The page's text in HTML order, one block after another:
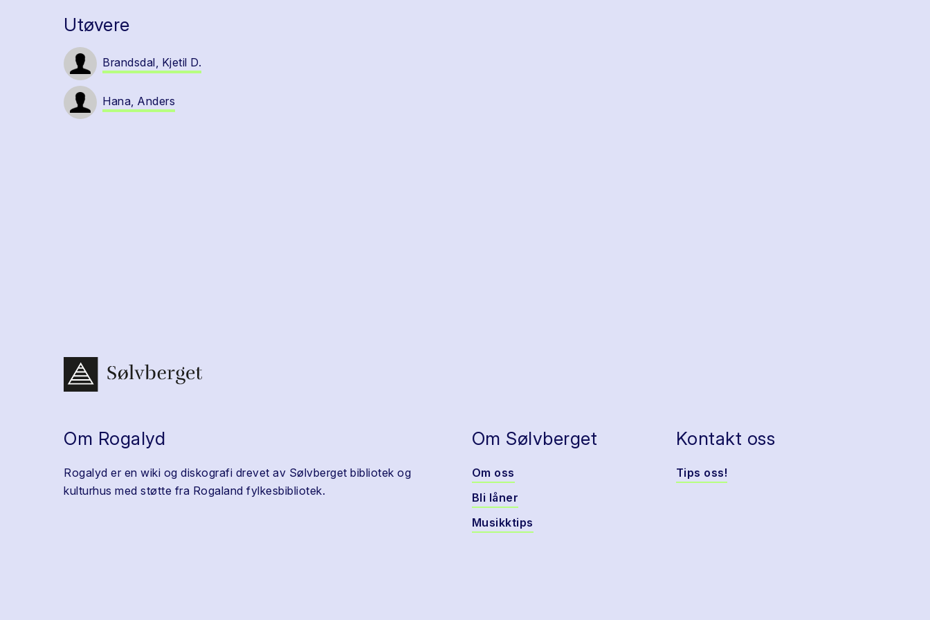
Utøvere
Brandsdal, Kjetil D.
Hana, Anders
Om Rogalyd
Rogalyd er en wiki og diskografi drevet av Sølvberget bibliotek og
kulturhus med støtte fra Rogaland fylkesbibliotek.
Om Sølvberget
Om oss
Bli låner
Musikktips
Kontakt oss
Tips oss!